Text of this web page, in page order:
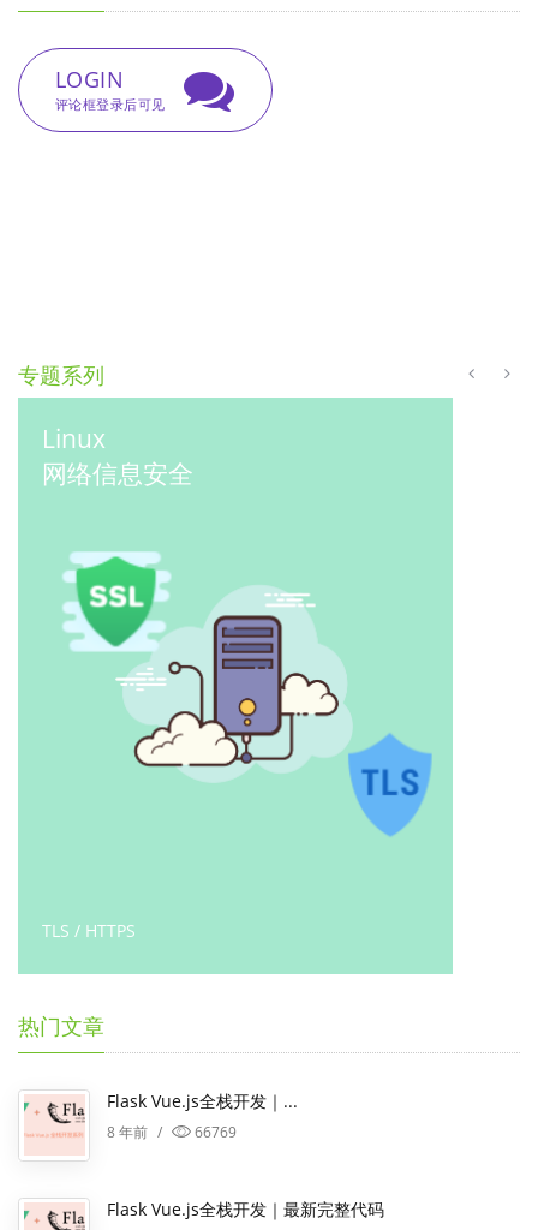
LOGIN
评论框登录后可见
专题系列
Golang
微服务实战
gRPC / micro
热门文章
Flask Vue.js全栈开发｜...
8 年前 / 66769
Flask Vue.js全栈开发｜最新完整代码